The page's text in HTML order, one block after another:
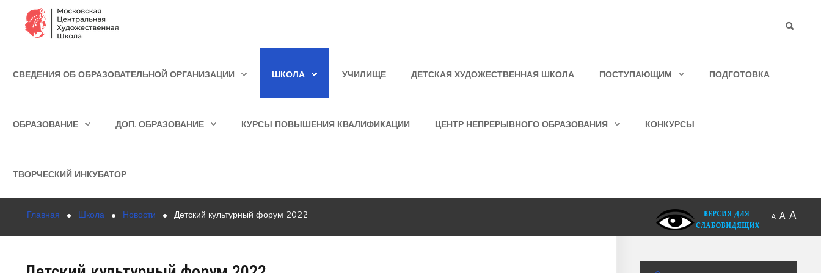
Образование
СВЕДЕНИЯ ОБ ОБРАЗОВАТЕЛЬНОЙ ОРГАНИЗАЦИИ ШКОЛА УЧИЛИЩЕ ДЕТСКАЯ ХУДОЖЕСТВЕННАЯ ШКОЛА ПОСТУПАЮЩИМ ПОДГОТОВКА
ОБРАЗОВАНИЕ ДОП. ОБРАЗОВАНИЕ КУРСЫ ПОВЫШЕНИЯ КВАЛИФИКАЦИИ ЦЕНТР НЕПРЕРЫВНОГО ОБРАЗОВАНИЯ КОНКУРСЫ
ТВОРЧЕСКИЙ ИНКУБАТОР
Главная Школа Новости Детский культурный форум 2022 A A A